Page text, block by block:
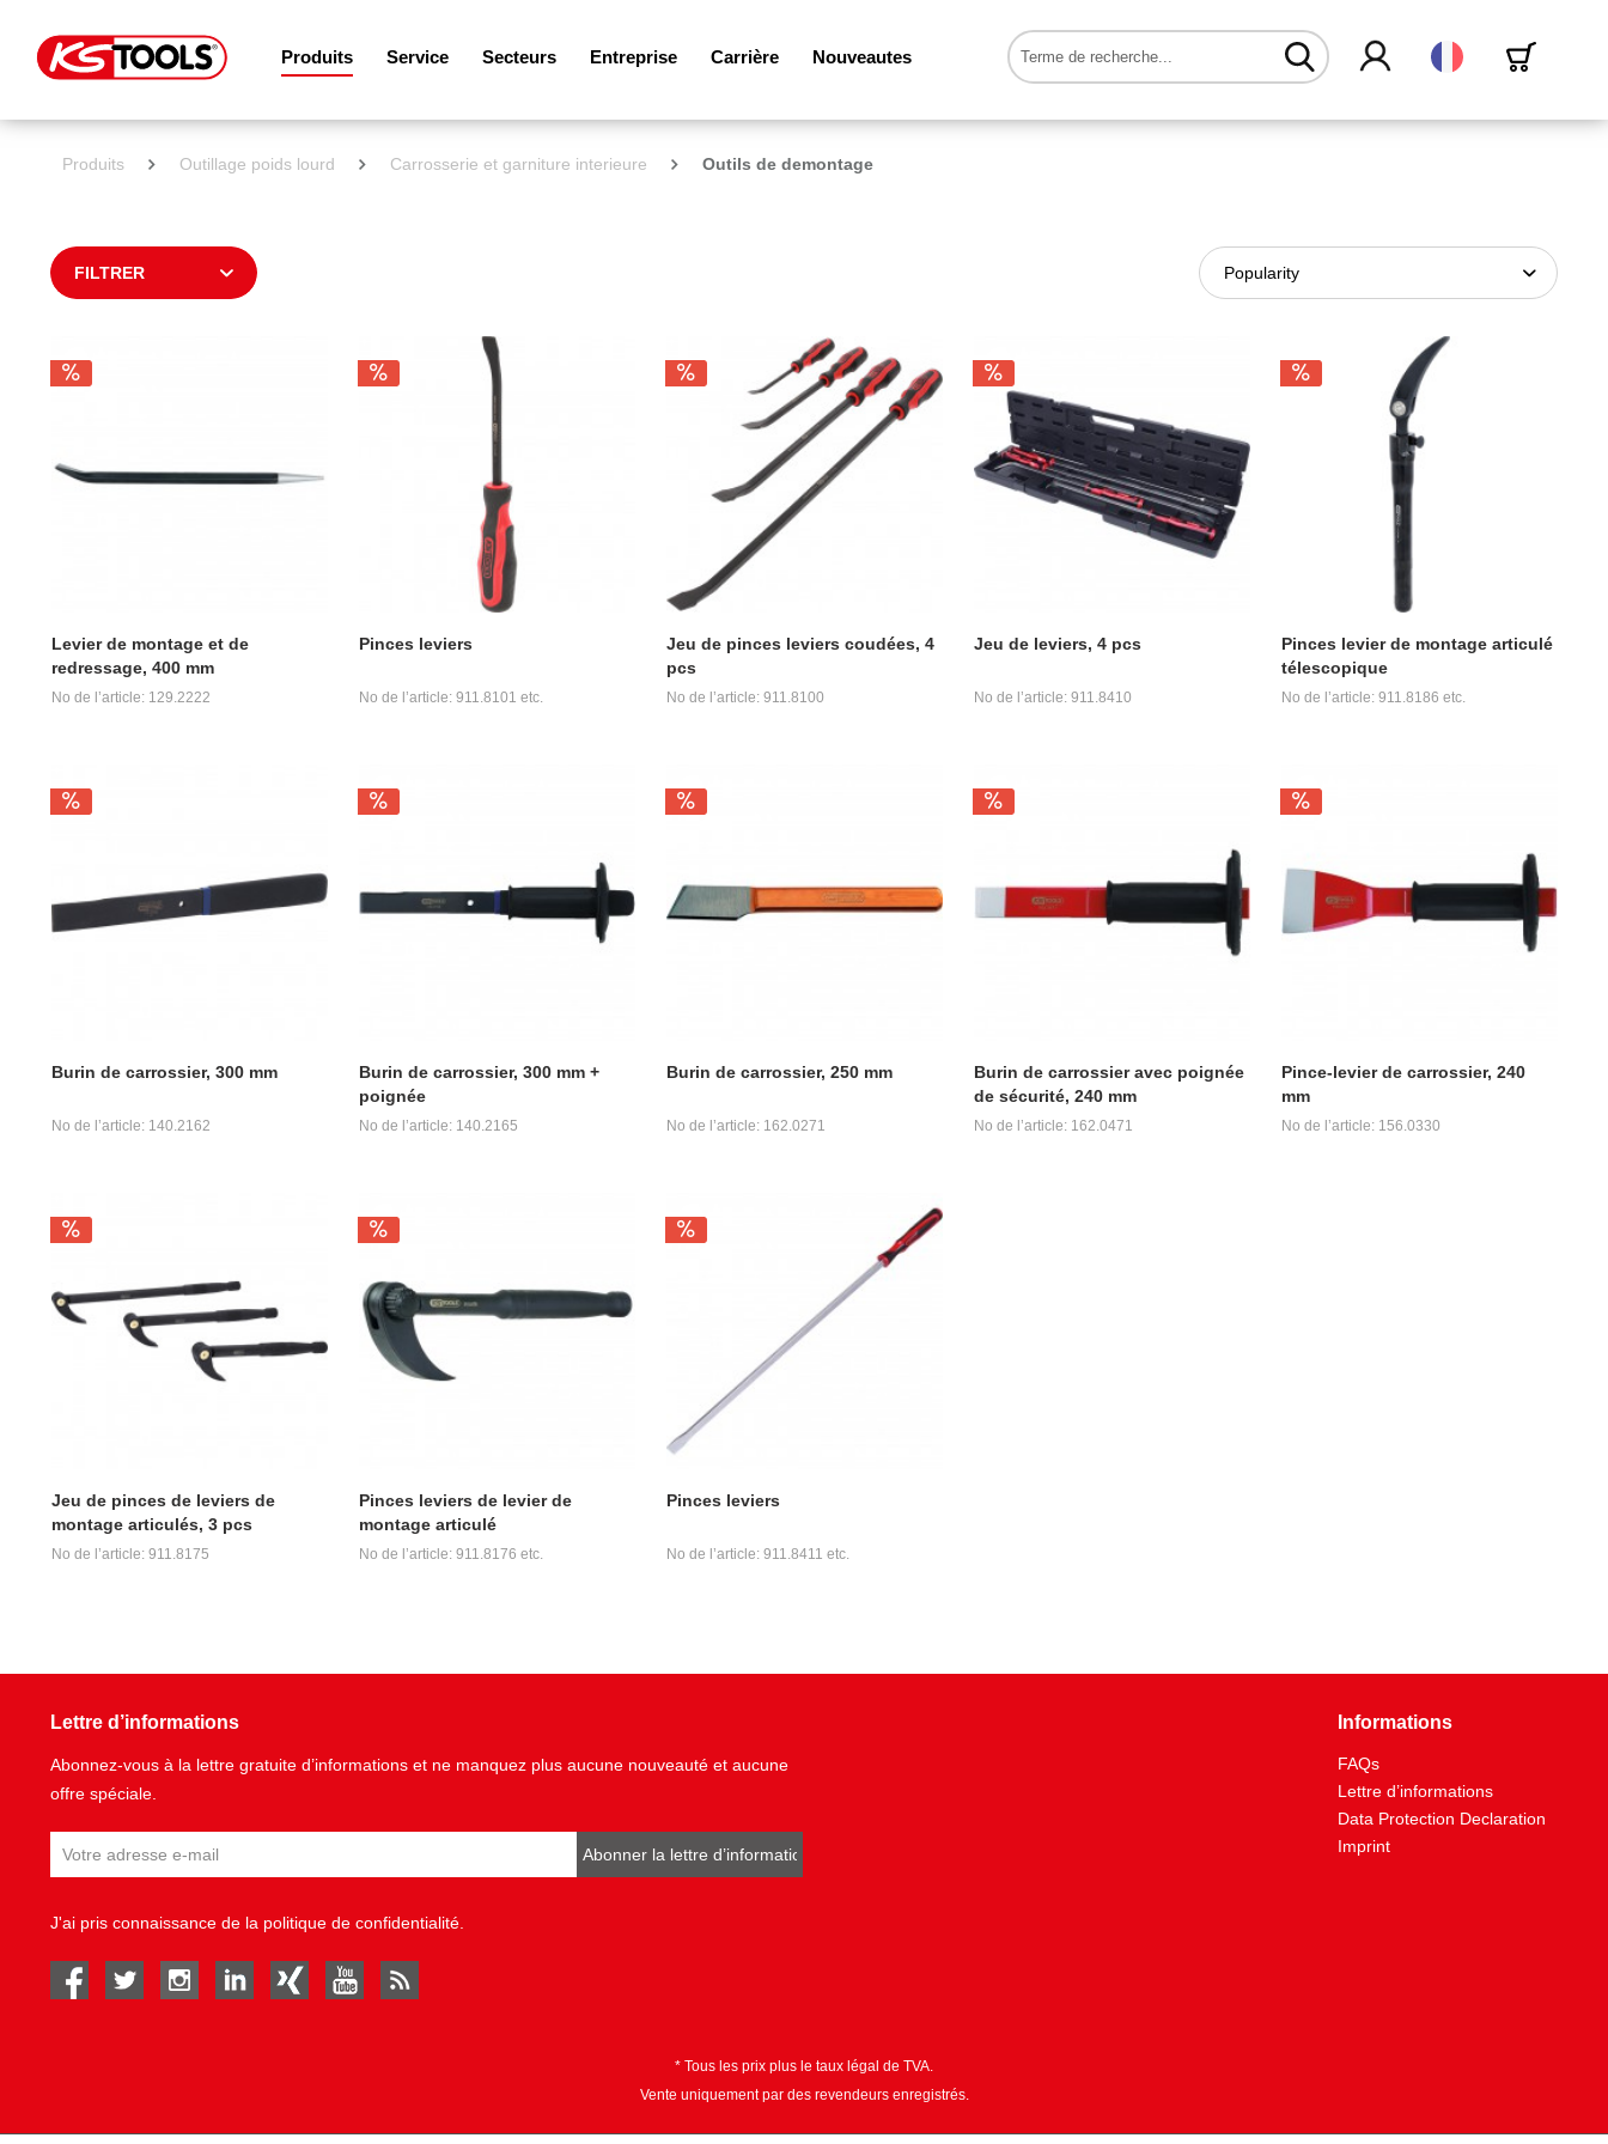
Produits Service Secteurs Entreprise Carrière Nouveautes Français
Produits Outillage poids lourd Carrosserie et garniture interieure Outils de demontage
FILTRER
Levier de montage et de
redressage, 400 mm
No de l’article: 129.2222
Pinces leviers
No de l’article: 911.8101 etc.
Jeu de pinces leviers coudées, 4
pcs
No de l’article: 911.8100
Jeu de leviers, 4 pcs
No de l’article: 911.8410
Pinces levier de montage articulé
télescopique
No de l’article: 911.8186 etc.
Burin de carrossier, 300 mm
No de l’article: 140.2162
Burin de carrossier, 300 mm +
poignée
No de l’article: 140.2165
Burin de carrossier, 250 mm
No de l’article: 162.0271
Burin de carrossier avec poignée
de sécurité, 240 mm
No de l’article: 162.0471
Pince-levier de carrossier, 240
mm
No de l’article: 156.0330
Jeu de pinces de leviers de
montage articulés, 3 pcs
No de l’article: 911.8175
Pinces leviers de levier de
montage articulé
No de l’article: 911.8176 etc.
Pinces leviers
No de l’article: 911.8411 etc.
Lettre d’informations
Abonnez-vous à la lettre gratuite d’informations et ne manquez plus aucune nouveauté et aucune
offre spéciale.
Abonner la lettre d’informations
J'ai pris connaissance de la politique de confidentialité
facebook twitter instagramlinked in Xing youtube
Informations
FAQs
Lettre d’informations
Data Protection Declaration
Imprint
* Tous les prix plus le taux légal de TVA.
Vente uniquement par des revendeurs enregistrés.